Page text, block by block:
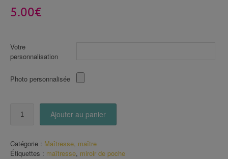
5.00€
Votre
personnalisation
Photo personnalisée
poche
merci
Ajouter au panier
Catégorie : Maîtresse, maître
Étiquettes : maîtresse, miroir de poche